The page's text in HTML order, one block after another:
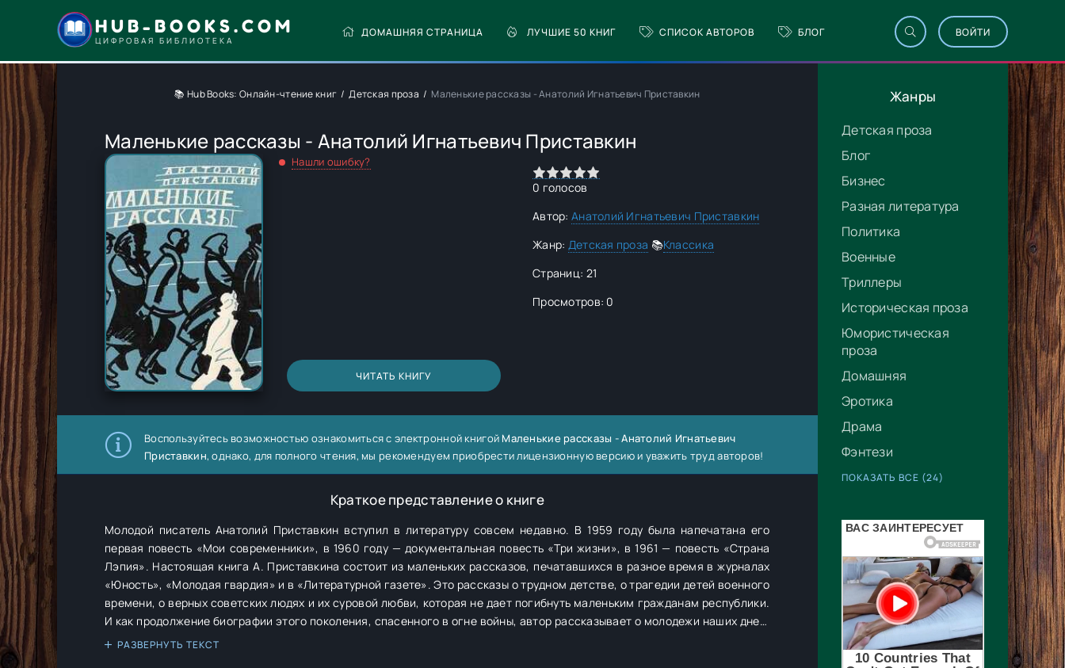
HUB-BOOKS.COM
ЦИФРОВАЯ БИБЛИОТЕКА
ДОМАШНЯЯ СТРАНИЦА ЛУЧШИЕ 50 КНИГ СПИСОК АВТОРОВ БЛОГ ВОЙТИ
Жанры
Детская проза
Блог
Бизнес
Разная литература
Политика
Военные
Триллеры
Историческая проза
Юмористическая
проза
Домашняя
Эротика
Драма
Фэнтези
ПОКАЗАТЬ ВСЕ (24)
📚 Hub Books: Онлайн-чтение книг Детская проза Маленькие рассказы - Анатолий Игнатьевич Приставкин
Маленькие рассказы - Анатолий Игнатьевич Приставкин
Нашли ошибку?
ЧИТАТЬ КНИГУ
0 голосов
Автор: Анатолий Игнатьевич Приставкин
Жанр: Детская проза 📚Классика
Страниц: 21
Просмотров: 0
Воспользуйтесь возможностью ознакомиться с электронной книгой Маленькие рассказы - Анатолий Игнатьевич
Приставкин, однако, для полного чтения, мы рекомендуем приобрести лицензионную версию и уважить труд авторов!
Краткое представление о книге
Молодой писатель Анатолий Приставкин вступил в литературу совсем недавно. В 1959 году была напечатана его
первая повесть «Мои современники», в 1960 году — документальная повесть «Три жизни», в 1961 — повесть «Страна
Лэпия». Настоящая книга А. Приставкина состоит из маленьких рассказов, печатавшихся в разное время в журналах
«Юность», «Молодая гвардия» и в «Литературной газете». Это рассказы о трудном детстве, о трагедии детей военного
времени, о верных советских людях и их суровой любви, которая не дает погибнуть маленьким гражданам республики.
И как продолжение биографии этого поколения, спасенного в огне войны, автор рассказывает о молодежи наших дней,
нашедшей свое место на новостройках Братска и Сибири.
РАЗВЕРНУТЬ ТЕКСТ